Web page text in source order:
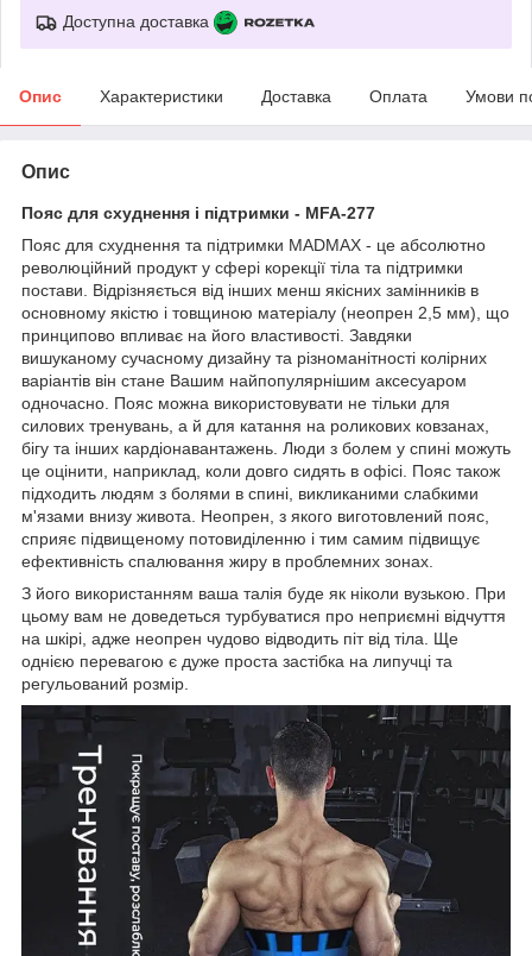
Доступна доставка
Опис Характеристики Доставка Оплата Умови
Опис
Пояс для схуднення і підтримки - MFA-277
Пояс для схуднення та підтримки MADMAX - це абсолютно
революційний продукт у сфері корекції тіла та підтримки
постави. Відрізняється від інших менш якісних замінників в
основному якістю і товщиною матеріалу (неопрен 2,5 мм), що
принципово впливає на його властивості. Завдяки
вишуканому сучасному дизайну та різноманітності колірних
варіантів він стане Вашим найпопулярнішим аксесуаром
одночасно. Пояс можна використовувати не тільки для
силових тренувань, а й для катання на роликових ковзанах,
бігу та інших кардіонавантажень. Люди з болем у спині можуть
це оцінити, наприклад, коли довго сидять в офісі. Пояс також
підходить людям з болями в спині, викликаними слабкими
м'язами внизу живота. Неопрен, з якого виготовлений пояс,
сприяє підвищеному потовиділенню і тим самим підвищує
ефективність спалювання жиру в проблемних зонах.
З його використанням ваша талія буде як ніколи вузькою. При
цьому вам не доведеться турбуватися про неприємні відчуття
на шкірі, адже неопрен чудово відводить піт від тіла. Ще
однією перевагою є дуже проста застібка на липучці та
регульований розмір.